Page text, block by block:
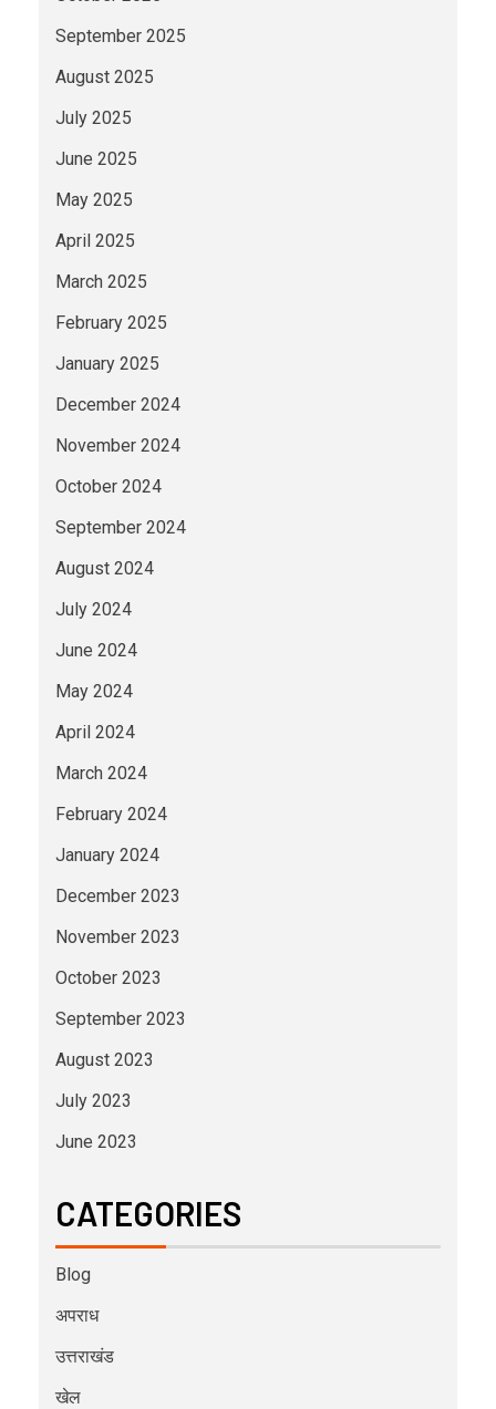
September 2025
August 2025
July 2025
June 2025
May 2025
April 2025
March 2025
February 2025
January 2025
December 2024
November 2024
October 2024
September 2024
August 2024
July 2024
June 2024
May 2024
April 2024
March 2024
February 2024
January 2024
December 2023
November 2023
October 2023
September 2023
August 2023
July 2023
June 2023
CATEGORIES
Blog
अपराध
उत्तराखंड
खेल